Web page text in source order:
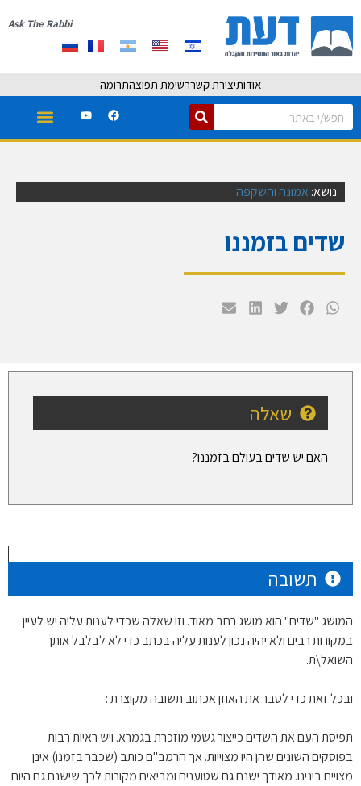
Ask The Rabbi
אודותיצירת קשררשימת תפוצהתרומה
נושא: אמונה והשקפה
שדים בזמננו
שאלה
האם יש שדים בעולם בזמננו?
תשובה
המושג "שדים" הוא מושג רחב מאוד. וזו שאלה שכדי לענות עליה יש לעיין
במקורות רבים ולא יהיה נכון לענות עליה בכתב כדי לא לבלבל אותך
השואל\ת.
ובכל זאת כדי לסבר את האוזן אכתוב תשובה מקוצרת :
תפיסת העם את השדים כייצור גשמי מוזכרת בגמרא. ויש ראיות רבות
בפוסקים השונים שהן היו מצוייות. אך הרמב"ם כותב (שכבר בזמנו) אינן
מצויים בינינו. מאידך ישנם גם שטוענים ומביאים מקורות לכך שישנם גם היום